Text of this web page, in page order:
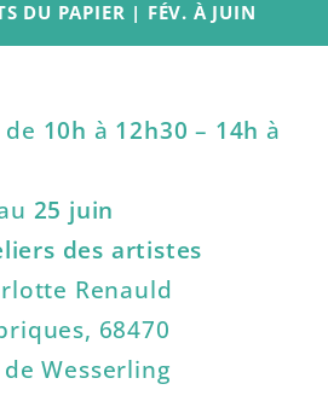
DU PAPIER | FÉV. À JUIN
10h à 12h30 – 14h à
25 juin
des artistes
Renauld
68470
Wesserling